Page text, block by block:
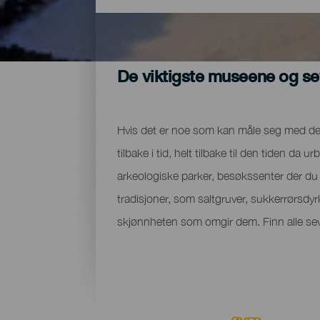
De viktigste museene og
Hvis det er noe som kan måle seg med
tilbake i tid, helt tilbake til den tiden da
arkeologiske parker, besøkssenter der
tradisjoner, som saltgruver,
skjønnheten som omgir dem. Finn alle